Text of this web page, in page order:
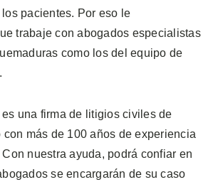
pacientes. Por eso le
trabaje con abogados especialistas
como los del equipo de
una firma de litigios civiles de
más de 100 años de experiencia
nuestra ayuda, podrá confiar en
se encargarán de su caso